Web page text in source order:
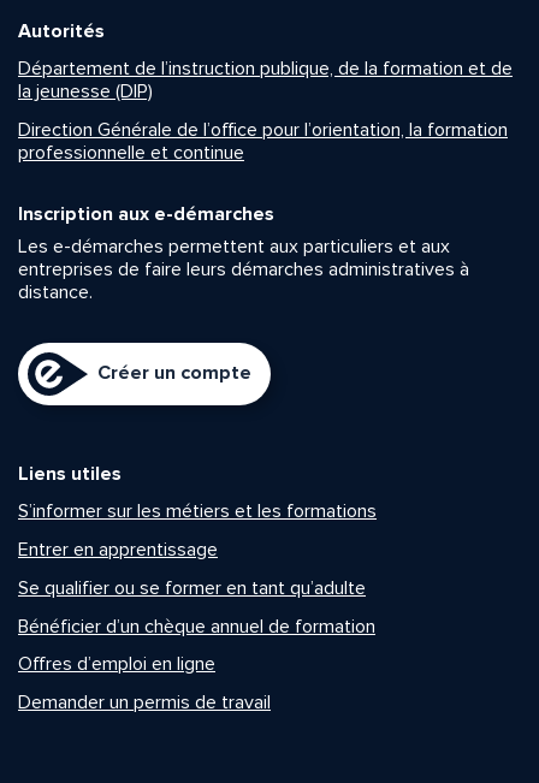
Autorités
Département de l’instruction publique, de la formation et de
la jeunesse (DIP)
Direction Générale de l’office pour l’orientation, la formation
professionnelle et continue
Inscription aux e-démarches
Les e-démarches permettent aux particuliers et aux
entreprises de faire leurs démarches administratives à
distance.
Créer un compte
Liens utiles
S’informer sur les métiers et les formations
Entrer en apprentissage
Se qualifier ou se former en tant qu’adulte
Bénéficier d’un chèque annuel de formation
Offres d’emploi en ligne
Demander un permis de travail